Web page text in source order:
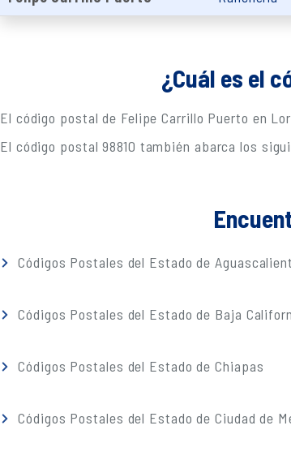
¿Cuál es el
El código postal de Felipe Carrillo Puerto en
El código postal 98810 también abarca los
Códigos Postales del Estado de
Códigos Postales del Estado de Baja
Códigos Postales del Estado de Chiapas
Códigos Postales del Estado de Ciudad de